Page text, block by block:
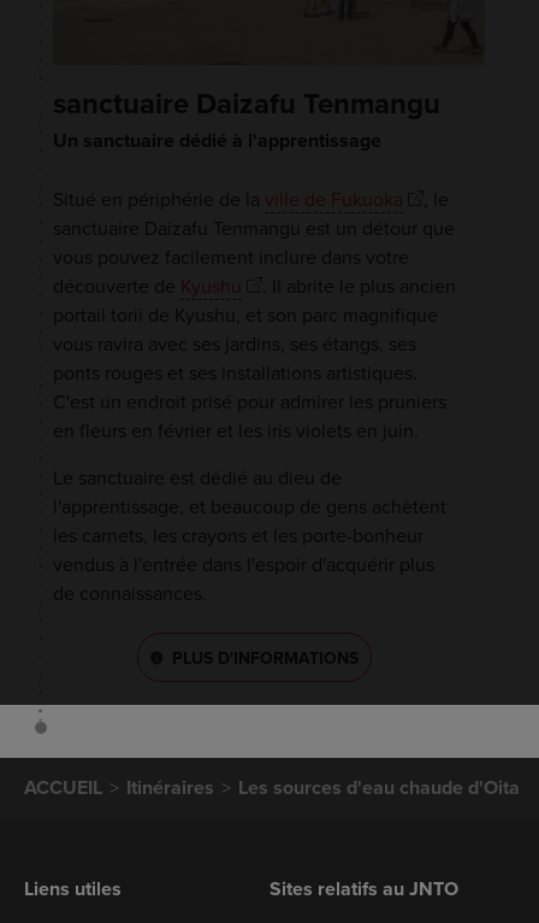
sanctuaire Daizafu Tenmangu
Un sanctuaire dédié à l'apprentissage
Situé en périphérie de la ville de Fukuoka
, le
sanctuaire Daizafu Tenmangu est un détour que
vous pouvez facilement inclure dans votre
découverte de Kyushu
. Il abrite le plus ancien
portail torii de Kyushu, et son parc magnifique
vous ravira avec ses jardins, ses étangs, ses
ponts rouges et ses installations artistiques.
C'est un endroit prisé pour admirer les pruniers
en fleurs en février et les iris violets en juin.
Le sanctuaire est dédié au dieu de
l'apprentissage, et beaucoup de gens achètent
les carnets, les crayons et les porte-bonheur
vendus à l'entrée dans l'espoir d'acquérir plus
de connaissances.
PLUS D'INFORMATIONS
ACCUEIL Itinéraires Les sources d'eau chaude d'Oita
Liens utiles Sites relatifs au JNTO